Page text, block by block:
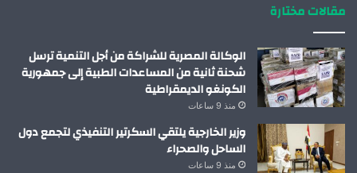
مقالات مختارة
الوكالة المصرية للشراكة من أجل التنمية ترسل
شحنة ثانية من المساعدات الطبية إلى جمهورية
الكونغو الديمقراطية
منذ 9 ساعات
وزير الخارجية يلتقي السكرتير التنفيذي لتجمع دول
الساحل والصحراء
منذ 9 ساعات